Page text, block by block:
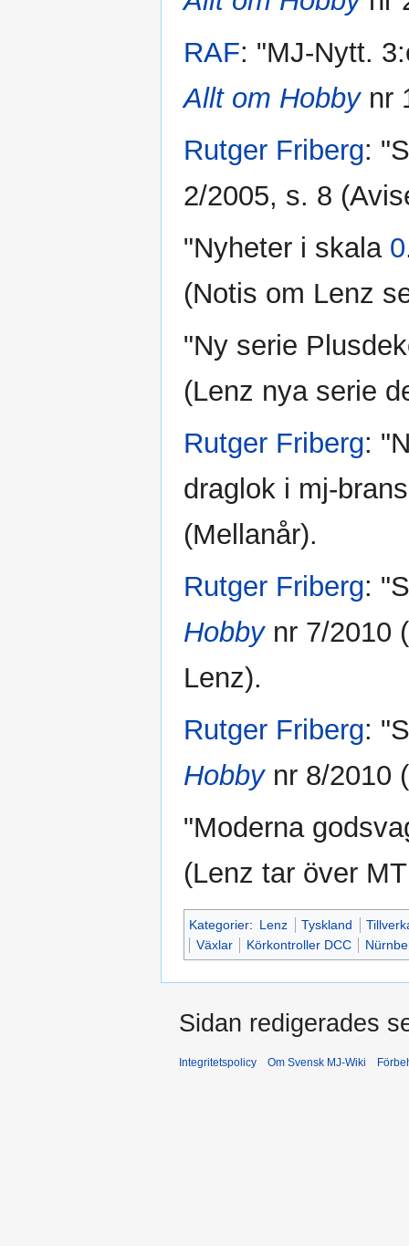
RAF: "MJ-Nytt.
Allt om Hobbynr
Rutger Friberg:
2/2005, s. 8
"Nyheter i skala 0
(Notis om Lenz
"Ny serie
(Lenz nya serie
Rutger Friberg:
draglok i mj-
(Mellanår).
Rutger Friberg:
Hobbynr 7/2010 (
Lenz).
Rutger Friberg:
Hobbynr 8/2010
"Moderna
(Lenz tar över
Kategorier: Lenz Tyskland
Växlar
Körkontroller DCC
Sidan redigerades
Integritetspolicy Om Svensk MJ-Wiki